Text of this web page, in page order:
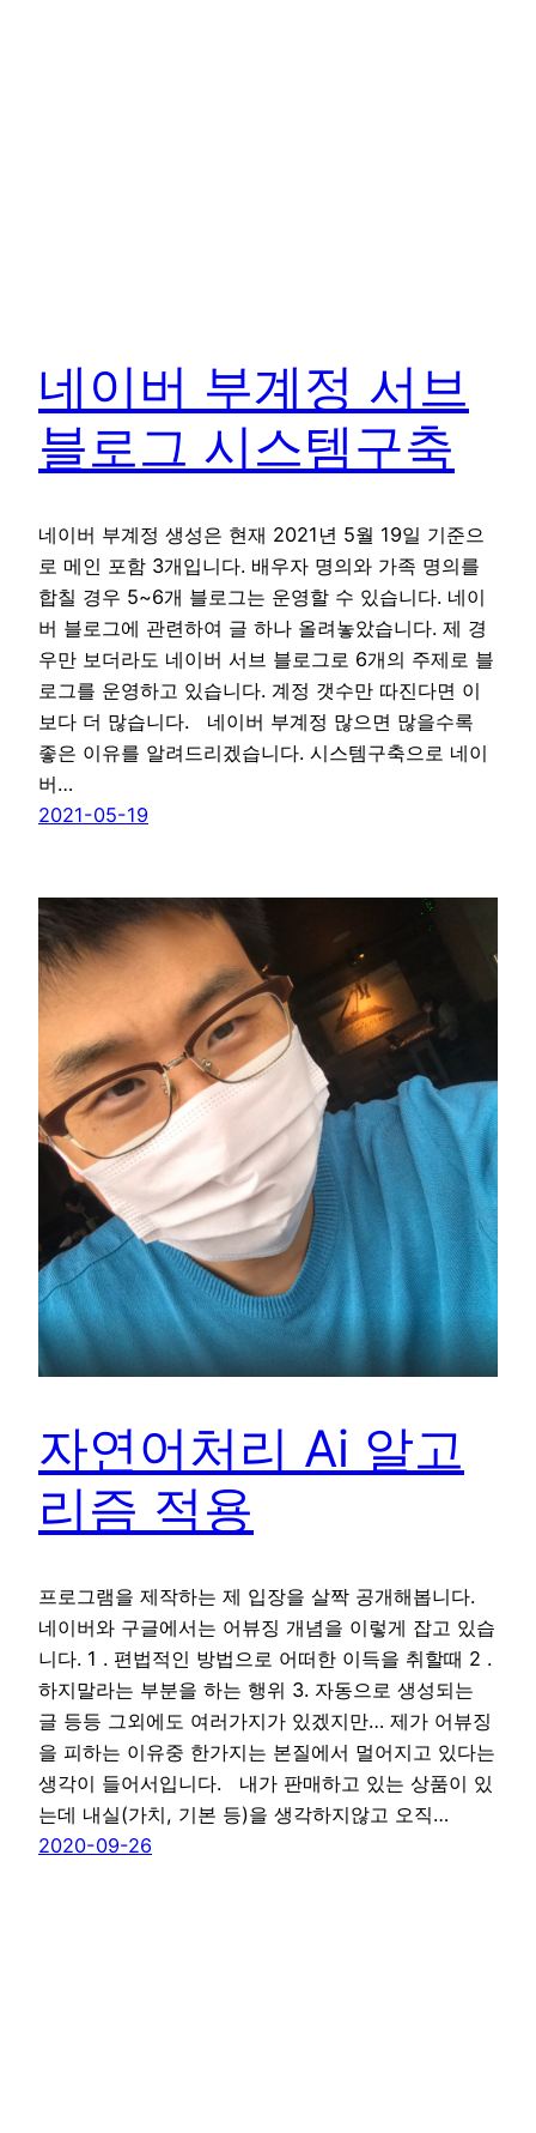
네이버 부계정 서브
블로그 시스템구축
네이버 부계정 생성은 현재 2021년 5월 19일 기준으
로 메인 포함 3개입니다. 배우자 명의와 가족 명의를
합칠 경우 5~6개 블로그는 운영할 수 있습니다. 네이
버 블로그에 관련하여 글 하나 올려놓았습니다. 제 경
우만 보더라도 네이버 서브 블로그로 6개의 주제로 블
로그를 운영하고 있습니다. 계정 갯수만 따진다면 이
보다 더 많습니다. 네이버 부계정 많으면 많을수록
좋은 이유를 알려드리겠습니다. 시스템구축으로 네이
버…
2021-05-19
자연어처리 Ai 알고
리즘 적용
프로그램을 제작하는 제 입장을 살짝 공개해봅니다.
네이버와 구글에서는 어뷰징 개념을 이렇게 잡고 있습
니다. 1 . 편법적인 방법으로 어떠한 이득을 취할때 2 .
하지말라는 부분을 하는 행위 3. 자동으로 생성되는
글 등등 그외에도 여러가지가 있겠지만… 제가 어뷰징
을 피하는 이유중 한가지는 본질에서 멀어지고 있다는
생각이 들어서입니다. 내가 판매하고 있는 상품이 있
는데 내실(가치, 기본 등)을 생각하지않고 오직…
2020-09-26